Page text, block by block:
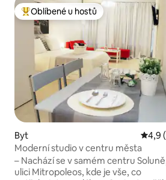
Nejlepší v kategorii Oblíbené u hostů
Oblíbené u hostů
Byt
4,9
Moderní studio v centru města
– Nachází se v samém centru
ulici Mitropoleos, kde je vše, co